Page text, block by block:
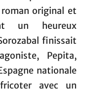
original et
un heureux
finissait
Pepita,
nationale
avec un